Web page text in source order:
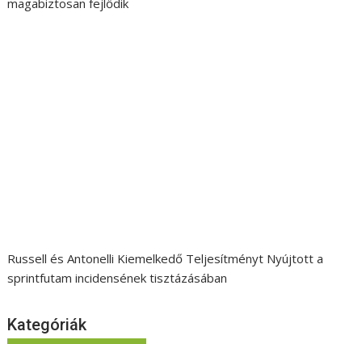
Russell és Antonelli Kiemelkedő Teljesítményt Nyújtott a
sprintfutam incidensének tisztázásában
Kategóriák